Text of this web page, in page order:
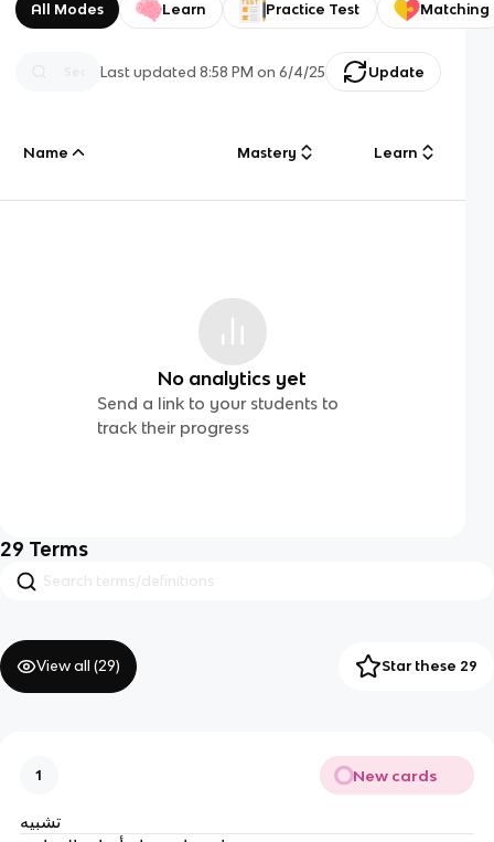
All Modes Learn Practice Test Matching
Last updated8:58 PM on 6/4/25 Update
Name Mastery Learn
No analytics yet
Send a link to your students to
track their progress
29 Terms
View all (29) Star these 29
1 New cards
تشبيه